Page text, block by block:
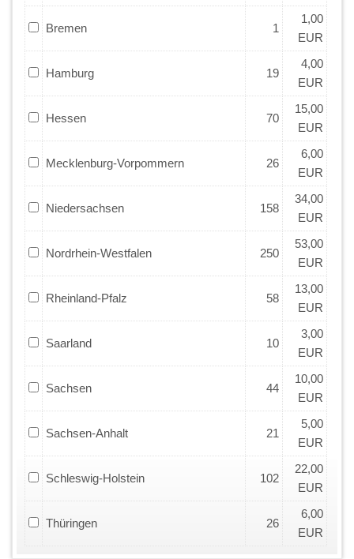
Bremen 1
1,00
EUR
Hamburg 19
4,00
EUR
Hessen 70
15,00
EUR
Mecklenburg-Vorpommern 26
6,00
EUR
Niedersachsen 158
34,00
EUR
Nordrhein-Westfalen 250
53,00
EUR
Rheinland-Pfalz 58
13,00
EUR
Saarland 10
3,00
EUR
Sachsen 44
10,00
EUR
Sachsen-Anhalt 21
5,00
EUR
Schleswig-Holstein 102
22,00
EUR
Thüringen 26
6,00
EUR